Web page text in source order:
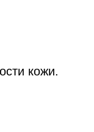
кожи.